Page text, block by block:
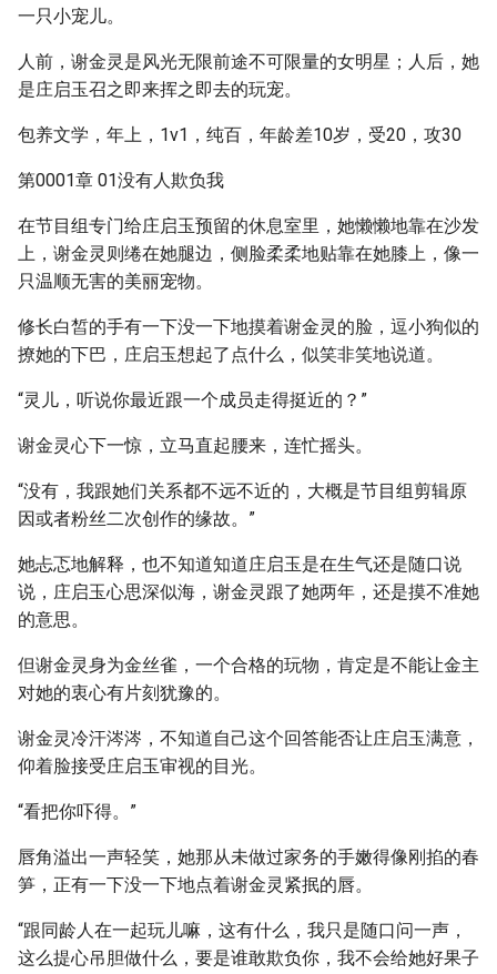
一只小宠儿。
人前，谢金灵是风光无限前途不可限量的女明星；人后，她
是庄启玉召之即来挥之即去的玩宠。
包养文学，年上，1v1，纯百，年龄差10岁，受20，攻30
第0001章 01没有人欺负我
在节目组专门给庄启玉预留的休息室里，她懒懒地靠在沙发
上，谢金灵则绻在她腿边，侧脸柔柔地贴靠在她膝上，像一
只温顺无害的美丽宠物。
修长白皙的手有一下没一下地摸着谢金灵的脸，逗小狗似的
撩她的下巴，庄启玉想起了点什么，似笑非笑地说道。
“灵儿，听说你最近跟一个成员走得挺近的？”
谢金灵心下一惊，立马直起腰来，连忙摇头。
“没有，我跟她们关系都不远不近的，大概是节目组剪辑原
因或者粉丝二次创作的缘故。”
她忐忑地解释，也不知道知道庄启玉是在生气还是随口说
说，庄启玉心思深似海，谢金灵跟了她两年，还是摸不准她
的意思。
但谢金灵身为金丝雀，一个合格的玩物，肯定是不能让金主
对她的衷心有片刻犹豫的。
谢金灵冷汗涔涔，不知道自己这个回答能否让庄启玉满意，
仰着脸接受庄启玉审视的目光。
“看把你吓得。”
唇角溢出一声轻笑，她那从未做过家务的手嫩得像刚掐的春
笋，正有一下没一下地点着谢金灵紧抿的唇。
“跟同龄人在一起玩儿嘛，这有什么，我只是随口问一声，
这么提心吊胆做什么，要是谁敢欺负你，我不会给她好果子